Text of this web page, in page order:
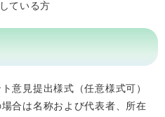
ている方
意見提出様式（任意様式可）
合は名称および代表者、所在